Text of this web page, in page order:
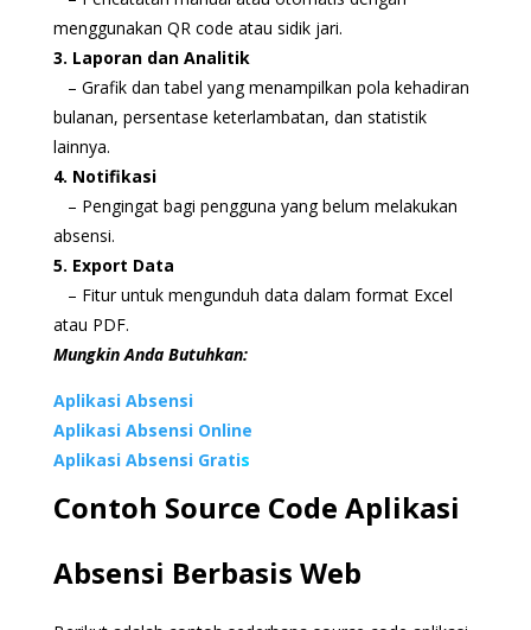
menggunakan QR code atau sidik jari.
3. Laporan dan Analitik
– Grafik dan tabel yang menampilkan pola kehadiran
bulanan, persentase keterlambatan, dan statistik
lainnya.
4. Notifikasi
– Pengingat bagi pengguna yang belum melakukan
absensi.
5. Export Data
– Fitur untuk mengunduh data dalam format Excel
atau PDF.
Mungkin Anda Butuhkan:
Aplikasi Absensi
Aplikasi Absensi Online
Aplikasi Absensi Gratis
Contoh Source Code Aplikasi
Absensi Berbasis Web